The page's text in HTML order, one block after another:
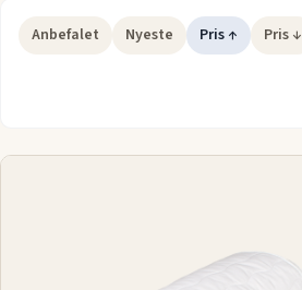
Anbefalet Nyeste Pris ↑ Pris ↓